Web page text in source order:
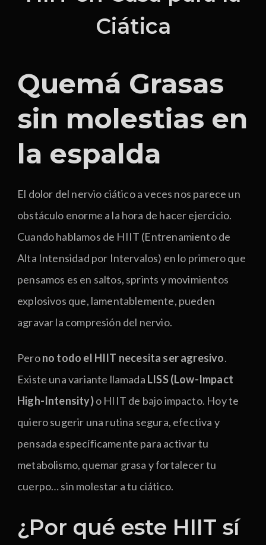
Ciática
Quemá Grasas
sin molestias en
la espalda
El dolor del nervio ciático a veces nos parece un
obstáculo enorme a la hora de hacer ejercicio.
Cuando hablamos de HIIT (Entrenamiento de
Alta Intensidad por Intervalos) en lo primero que
pensamos es en saltos, sprints y movimientos
explosivos que, lamentablemente, pueden
agravar la compresión del nervio.
Perono todo el HIIT necesita ser agresivo.
Existe una variante llamada LISS (Low-Impact
High-Intensity)o HIIT de bajo impacto. Hoy te
quiero sugerir una rutina segura, efectiva y
pensada específicamente para activar tu
metabolismo, quemar grasa y fortalecer tu
cuerpo… sin molestar a tu ciático.
¿Por qué este HIIT sí